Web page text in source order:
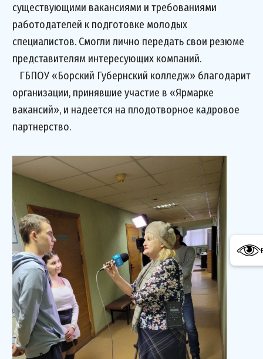
существующими вакансиями и требованиями
работодателей к подготовке молодых
специалистов. Смогли лично передать свои резюме
представителям интересующих компаний.
ГБПОУ «Борский Губернский колледж» благодарит
организации, принявшие участие в «Ярмарке
вакансий», и надеется на плодотворное кадровое
партнерство.